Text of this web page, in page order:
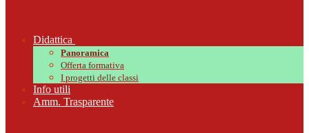
Didattica
Panoramica
Offerta formativa
I progetti delle classi
Info utili
Amm. Trasparente